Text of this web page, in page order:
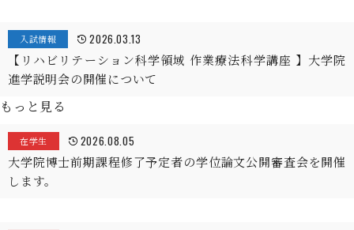
入試情報 2026.03.13
【リハビリテーション科学領域 作業療法科学講座 】大学院
進学説明会の開催について
もっと見る
在学生 2026.08.05
大学院博士前期課程修了予定者の学位論文公開審査会を開催
します。